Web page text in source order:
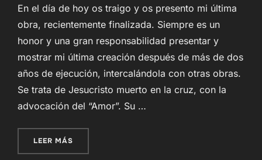
En el día de hoy os traigo y os presento mi última
obra, recientemente finalizada. Siempre es un
honor y una gran responsabilidad presentar y
mostrar mi última creación después de más de dos
años de ejecución, intercalándola con otras obras.
Se trata de Jesucristo muerto en la cruz, con la
advocación del “Amor”. Su …
LEER MÁS